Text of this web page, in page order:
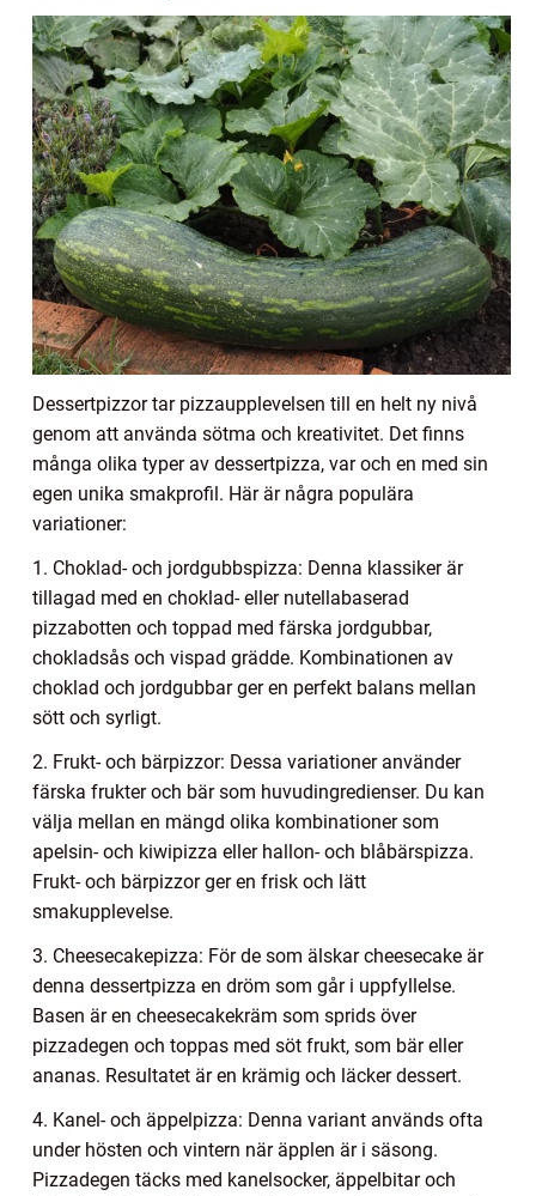
Dessertpizzor tar pizzaupplevelsen till en helt ny nivå
genom att använda sötma och kreativitet. Det finns
många olika typer av dessertpizza, var och en med sin
egen unika smakprofil. Här är några populära
variationer:
1. Choklad- och jordgubbspizza: Denna klassiker är
tillagad med en choklad- eller nutellabaserad
pizzabotten och toppad med färska jordgubbar,
chokladsås och vispad grädde. Kombinationen av
choklad och jordgubbar ger en perfekt balans mellan
sött och syrligt.
2. Frukt- och bärpizzor: Dessa variationer använder
färska frukter och bär som huvudingredienser. Du kan
välja mellan en mängd olika kombinationer som
apelsin- och kiwipizza eller hallon- och blåbärspizza.
Frukt- och bärpizzor ger en frisk och lätt
smakupplevelse.
3. Cheesecakepizza: För de som älskar cheesecake är
denna dessertpizza en dröm som går i uppfyllelse.
Basen är en cheesecakekräm som sprids över
pizzadegen och toppas med söt frukt, som bär eller
ananas. Resultatet är en krämig och läcker dessert.
4. Kanel- och äppelpizza: Denna variant används ofta
under hösten och vintern när äpplen är i säsong.
Pizzadegen täcks med kanelsocker, äppelbitar och